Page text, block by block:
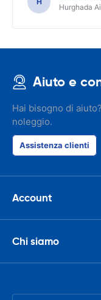
Hurghada
Aiuto e
Hai bisogno di
noleggio.
Assistenza clienti
Account
Chi siamo